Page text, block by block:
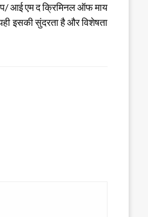
आई एम द क्रिमिनल ऑफ माय
इसकी सुंदरता है और विशेषता